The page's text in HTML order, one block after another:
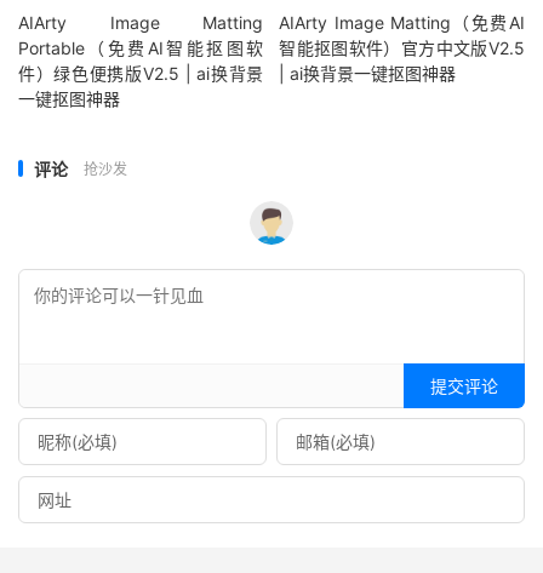
AIArty Image Matting
Portable（免费AI智能抠图软
件）绿色便携版V2.5 | ai换背景
一键抠图神器
AIArty Image Matting（免费AI
智能抠图软件）官方中文版V2.5
| ai换背景一键抠图神器
评论 抢沙发
提交评论